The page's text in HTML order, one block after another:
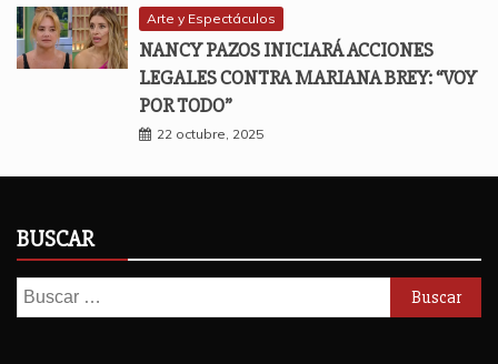
Arte y Espectáculos
NANCY PAZOS INICIARÁ ACCIONES
LEGALES CONTRA MARIANA BREY: “VOY
POR TODO”
22 octubre, 2025
BUSCAR
Buscar: